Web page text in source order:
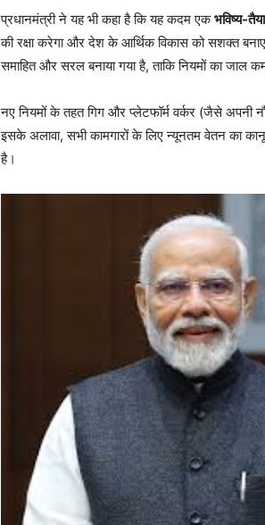
प्रधानमंत्री ने यह भी कहा है कि यह कदम एकभविष्य-
की रक्षा करेगा और देश के आर्थिक विकास को सशक्त
समाहित और सरल बनाया गया है, ताकि नियमों का
नए नियमों के तहत गिग और प्लेटफॉर्म वर्कर (जैसे अपनी
इसके अलावा, सभी कामगारों के लिए न्यूनतम वेतन का
है।